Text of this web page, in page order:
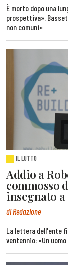
È morto dopo una
prospettiva».
non comuni»
IL LUTTO
Addio a
commosso
insegnato
di Redazione
La lettera dell'ente
ventennio: «Un